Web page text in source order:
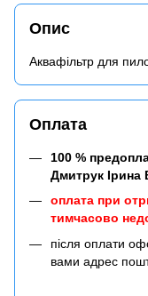
Опис
Аквафільтр для
Оплата
100 %
Дмитрук Ірина
оплата при
тимчасово
після оплати
вами адрес